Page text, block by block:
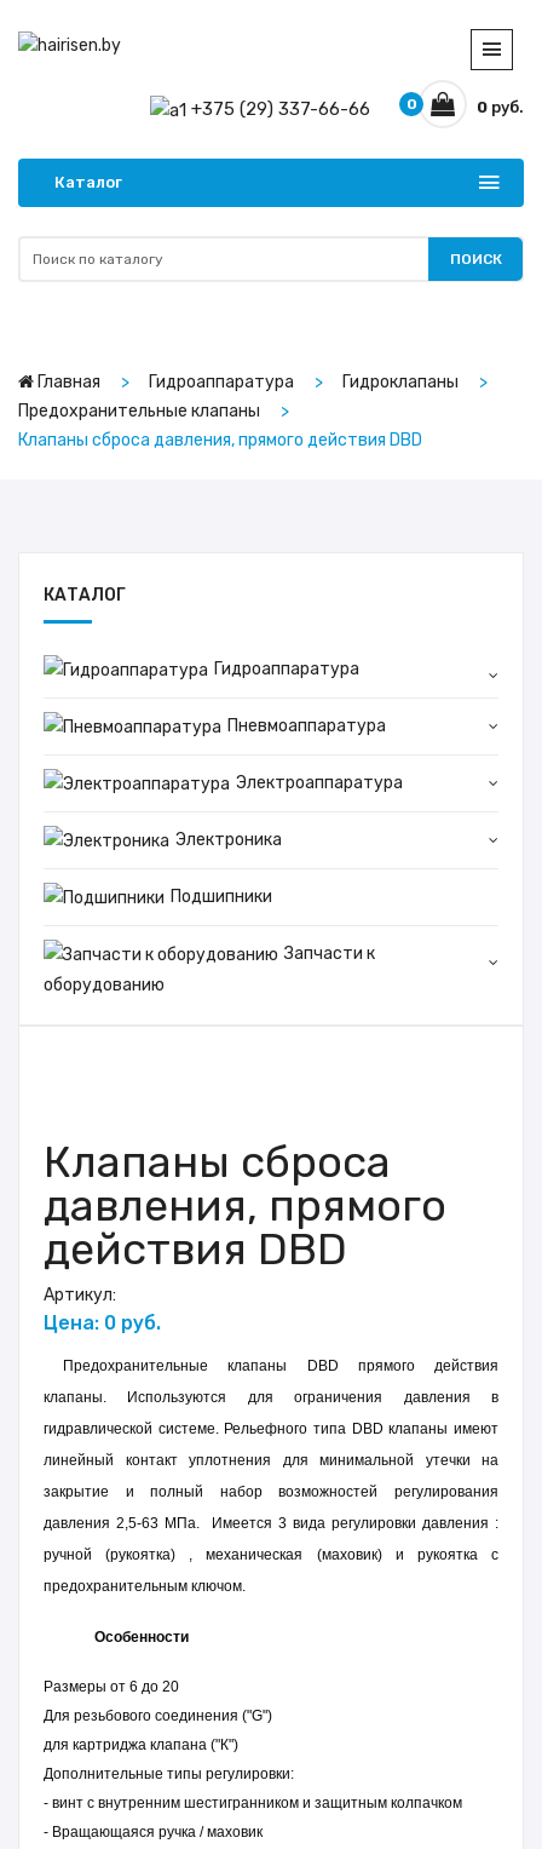
+375 (29) 337-66-66 0 руб.
0
Каталог
ПОИСК
Главная Гидроаппаратура
Гидроклапаны
Предохранительные клапаны
Клапаны сброса давления, прямого действия DBD
Клапаны сброса
давления, прямого
действия DBD
Артикул:
Цена: 0 руб.
Предохранительные клапаны DBD прямого действия
клапаны. Используются для ограничения давления в
гидравлической системе. Рельефного типа DBD клапаны имеют
линейный контакт уплотнения для минимальной утечки на
закрытие и полный набор возможностей регулирования
давления 2,5-63 МПа. Имеется 3 вида регулировки давления :
ручной (рукоятка) , механическая (маховик) и рукоятка с
предохранительным ключом.
Особенности
Размеры от 6 до 20
Для резьбового соединения ("G")
для картриджа клапана ("К")
Дополнительные типы регулировки:
- винт с внутренним шестигранником и защитным колпачком
- Вращающаяся ручка / маховик
КАТАЛОГ
Гидроаппаратура
Пневмоаппаратура
Электроаппаратура
Электроника
Подшипники
Запчасти к
оборудованию